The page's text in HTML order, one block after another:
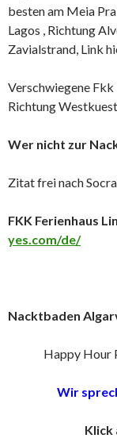
besten am Meia
Lagos , Richtung
Zavialstrand, Link
Verschwiegene Fkk
Richtung
Wer nicht zur
Zitat frei nach
FKK Ferienhaus
yes.com/de/
Nacktbaden
Happy Hour
Wir
Klick